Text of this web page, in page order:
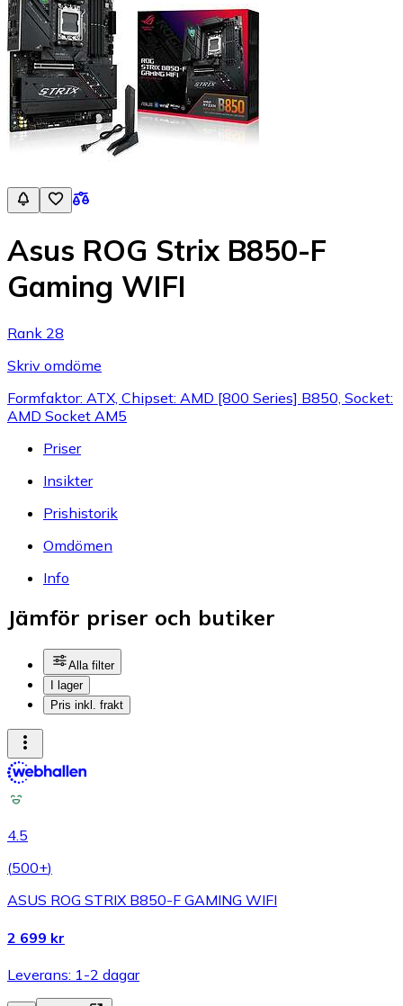
Asus ROG Strix B850-F
Gaming WIFI
Rank 28
Skriv omdöme
Formfaktor: ATX, Chipset: AMD [800 Series] B850, Socket:
AMD Socket AM5
Priser
Insikter
Prishistorik
Omdömen
Info
Jämför priser och butiker
Alla filter
I lager
Pris inkl. frakt
4.5
(500+)
ASUS ROG STRIX B850-F GAMING WIFI
2 699 kr
Leverans: 1-2 dagar